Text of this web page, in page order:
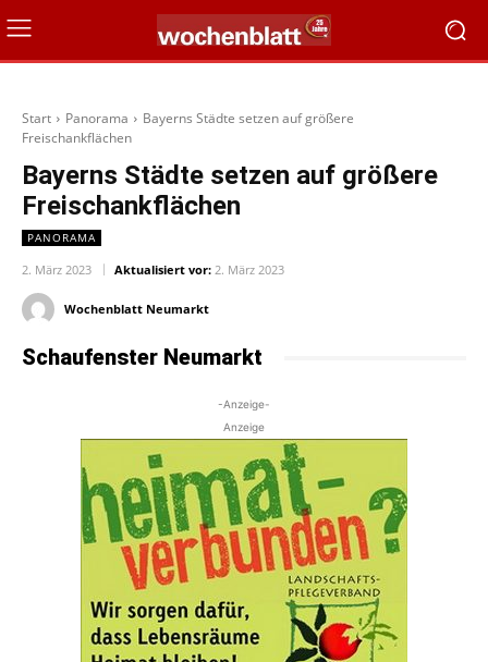
Start Panorama
Bayerns Städte setzen auf größere
Freischankflächen
Bayerns Städte setzen auf größere
Freischankflächen
PANORAMA
2. März 2023 Aktualisiert vor: 2. März 2023
Wochenblatt Neumarkt
Schaufenster Neumarkt
-Anzeige-
Anzeige